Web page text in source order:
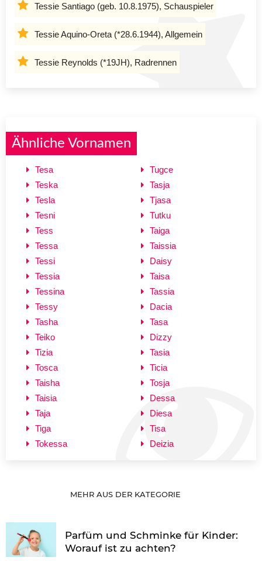
Tessie Santiago (geb. 10.8.1975), Schauspieler
Tessie Aquino-Oreta (*28.6.1944), Allgemein
Tessie Reynolds (*19JH), Radrennen
Ähnliche Vornamen
Tesa
Teska
Tesla
Tesni
Tess
Tessa
Tessi
Tessia
Tessina
Tessy
Tasha
Teiko
Tizia
Tosca
Taisha
Taisia
Taja
Tiga
Tokessa
Tugce
Tasja
Tjasa
Tutku
Taiga
Taissia
Daisy
Taisa
Tassia
Dacia
Tasa
Dizzy
Tasia
Ticia
Tosja
Dessa
Diesa
Tisa
Deizia
MEHR AUS DER KATEGORIE
Parfüm und Schminke für Kinder:
Worauf ist zu achten?